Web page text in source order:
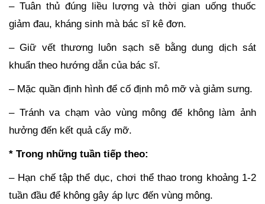
– Tuân thủ đúng liều lượng và thời gian uống thuốc
giảm đau, kháng sinh mà bác sĩ kê đơn.
– Giữ vết thương luôn sạch sẽ bằng dung dịch sát
khuẩn theo hướng dẫn của bác sĩ.
– Mặc quần định hình để cố định mô mỡ và giảm sưng.
– Tránh va chạm vào vùng mông để không làm ảnh
hưởng đến kết quả cấy mỡ.
* Trong những tuần tiếp theo:
– Hạn chế tập thể dục, chơi thể thao trong khoảng 1-2
tuần đầu để không gây áp lực đến vùng mông.